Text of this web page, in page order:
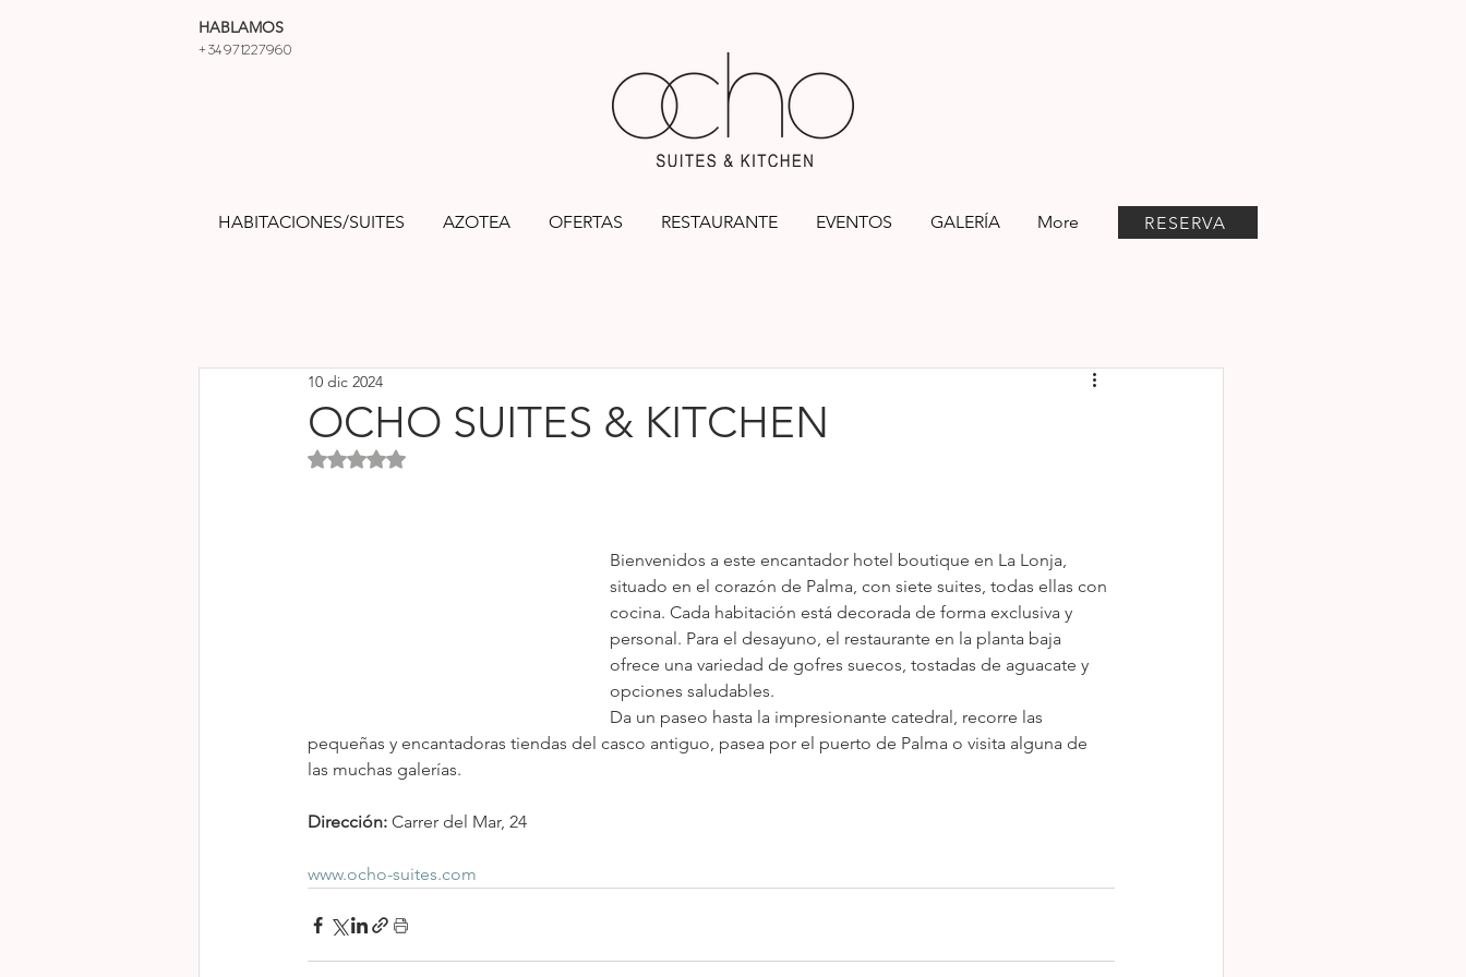
HABLAMOS
+34971227960
HABITACIONES/SUITES AZOTEA OFERTAS RESTAURANTE EVENTOS GALERÍA More RESERVA
OCHO SUITES & KITCHEN
10 dic 2024
Obtuvo NaN de 5 estrellas.
Bienvenidos a este encantador hotel boutique en La Lonja,
situado en el corazón de Palma, con siete suites, todas ellas con
cocina. Cada habitación está decorada de forma exclusiva y
personal. Para el desayuno, el restaurante en la planta baja
ofrece una variedad de gofres suecos, tostadas de aguacate y
opciones saludables.
Da un paseo hasta la impresionante catedral, recorre las
pequeñas y encantadoras tiendas del casco antiguo, pasea por el puerto de Palma o visita alguna de
las muchas galerías.
Dirección: Carrer del Mar, 24
www.ocho-suites.com